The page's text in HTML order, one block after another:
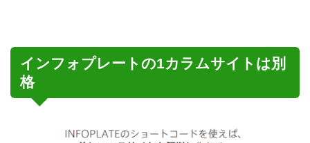
インフォプレートの1カラムサイトは別
格